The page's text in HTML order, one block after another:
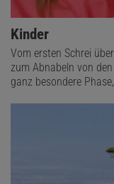
Kinder
Vom ersten Schrei
zum Abnabeln von
ganz besondere